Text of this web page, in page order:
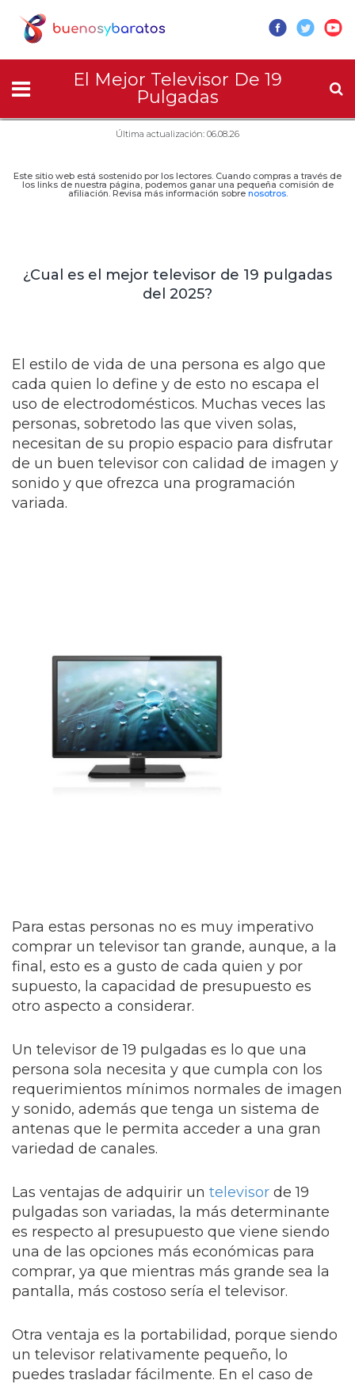
El Mejor Televisor De 19
Pulgadas
Última actualización: 06.08.26
Este sitio web está sostenido por los lectores. Cuando compras a través de
los links de nuestra página, podemos ganar una pequeña comisión de
afiliación. Revisa más información sobre nosotros.
¿Cual es el mejor televisor de 19 pulgadas
del 2025?
El estilo de vida de una persona es algo que
cada quien lo define y de esto no escapa el
uso de electrodomésticos. Muchas veces las
personas, sobretodo las que viven solas,
necesitan de su propio espacio para disfrutar
de un buen televisor con calidad de imagen y
sonido y que ofrezca una programación
variada.
Para estas personas no es muy imperativo
comprar un televisor tan grande, aunque, a la
final, esto es a gusto de cada quien y por
supuesto, la capacidad de presupuesto es
otro aspecto a considerar.
Un televisor de 19 pulgadas es lo que una
persona sola necesita y que cumpla con los
requerimientos mínimos normales de imagen
y sonido, además que tenga un sistema de
antenas que le permita acceder a una gran
variedad de canales.
Las ventajas de adquirir un televisor de 19
pulgadas son variadas, la más determinante
es respecto al presupuesto que viene siendo
una de las opciones más económicas para
comprar, ya que mientras más grande sea la
pantalla, más costoso sería el televisor.
Otra ventaja es la portabilidad, porque siendo
un televisor relativamente pequeño, lo
puedes trasladar fácilmente. En el caso de